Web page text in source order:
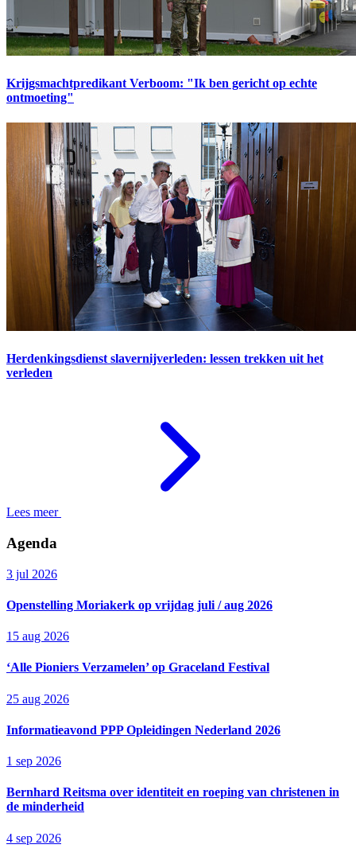
Krijgsmachtpredikant Verboom: "Ik ben gericht op echte
ontmoeting"
Herdenkingsdienst slavernijverleden: lessen trekken uit het
verleden
Lees meer
Agenda
3 jul 2026
Openstelling Moriakerk op vrijdag juli / aug 2026
15 aug 2026
‘Alle Pioniers Verzamelen’ op Graceland Festival
25 aug 2026
Informatieavond PPP Opleidingen Nederland 2026
1 sep 2026
Bernhard Reitsma over identiteit en roeping van christenen in
de minderheid
4 sep 2026